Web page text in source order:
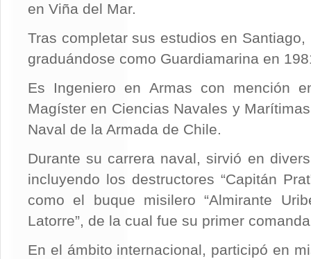
en Viña del Mar.
Tras completar sus estudios en
graduándose como Guardiamarina en
Es Ingeniero en Armas con mención
Magíster en Ciencias Navales y
Naval de la Armada de Chile.
Durante su carrera naval, sirvió en
incluyendo los destructores “Capitán
como el buque misilero “Almirante
Latorre”, de la cual fue su primer
En el ámbito internacional, participó en